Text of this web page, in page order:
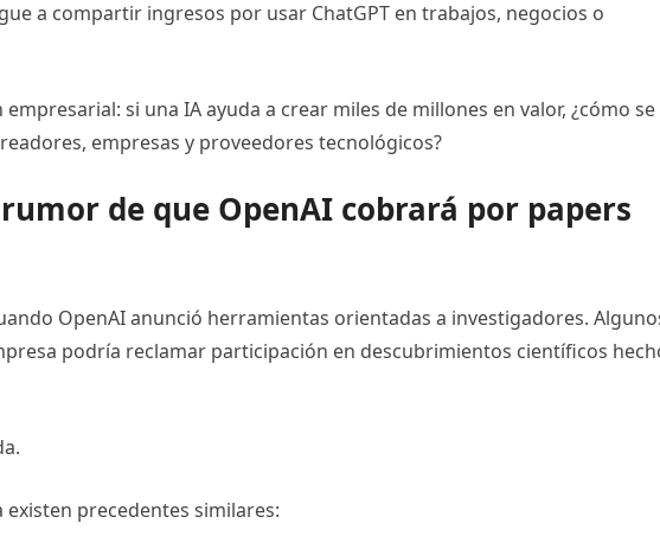
a compartir ingresos por usar ChatGPT en trabajos, negocios o
si una IA ayuda a crear miles de millones en valor, ¿cómo se
empresas y proveedores tecnológicos?
de que OpenAI cobrará por papers
OpenAI anunció herramientas orientadas a investigadores.
podría reclamar participación en descubrimientos científicos
precedentes similares: